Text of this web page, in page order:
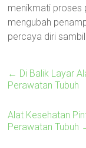
menikmati proses
mengubah
percaya diri
← Di Balik Layar
Perawatan Tubuh
Alat Kesehatan
Perawatan Tubuh